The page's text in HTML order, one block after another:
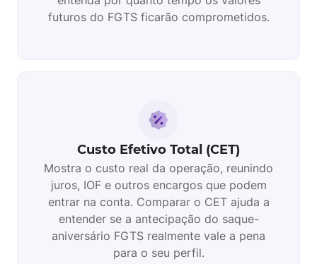
futuros do FGTS ficarão comprometidos.
Custo Efetivo Total (CET)
Mostra o custo real da operação, reunindo
juros, IOF e outros encargos que podem
entrar na conta. Comparar o CET ajuda a
entender se a antecipação do saque-
aniversário FGTS realmente vale a pena
para o seu perfil.